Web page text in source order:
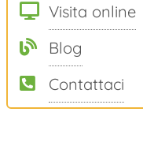
Visita online
Blog
Contattaci